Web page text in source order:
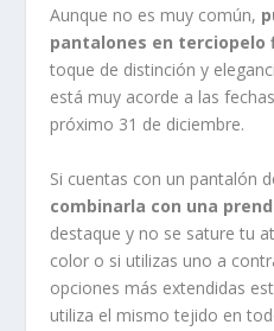
Aunque no es muy común,
pantalones en terciopelo
toque de distinción y
está muy acorde a las
próximo 31 de diciembre.
Si cuentas con un pantalón
combinarla con una
destaque y no se sature tu
color o si utilizas uno a
opciones más extendidas
utiliza el mismo tejido en